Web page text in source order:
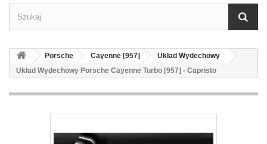
Porsche Cayenne [957]
Układ Wydechowy
Układ Wydechowy Porsche Cayenne Turbo [957] - Capristo